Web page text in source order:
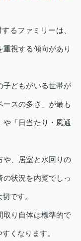
るファミリーは、
視する傾向があり
子どもがいる世帯が
スの多さ」が最も
「日当たり・風通
や、居室と水回りの
状況を内覧でしっ
です。
取り自体は標準的で
くなります。